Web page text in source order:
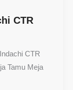
CTR
CTR
Tamu Meja